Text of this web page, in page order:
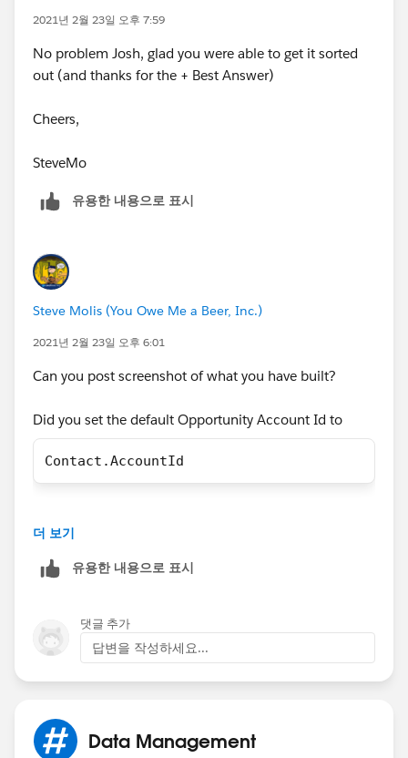
2021년 2월 23일 오후 7:59
No problem Josh, glad you were able to get it sorted
out (and thanks for the + Best Answer)
Cheers,
SteveMo
유용한 내용으로 표시
Steve Molis (You Owe Me a Beer, Inc.)
2021년 2월 23일 오후 6:01
Can you post screenshot of what you have built?
Did you set the default Opportunity Account Id to
Contact.AccountId
더 보기
유용한 내용으로 표시
댓글 추가
답변을 작성하세요...
Data Management